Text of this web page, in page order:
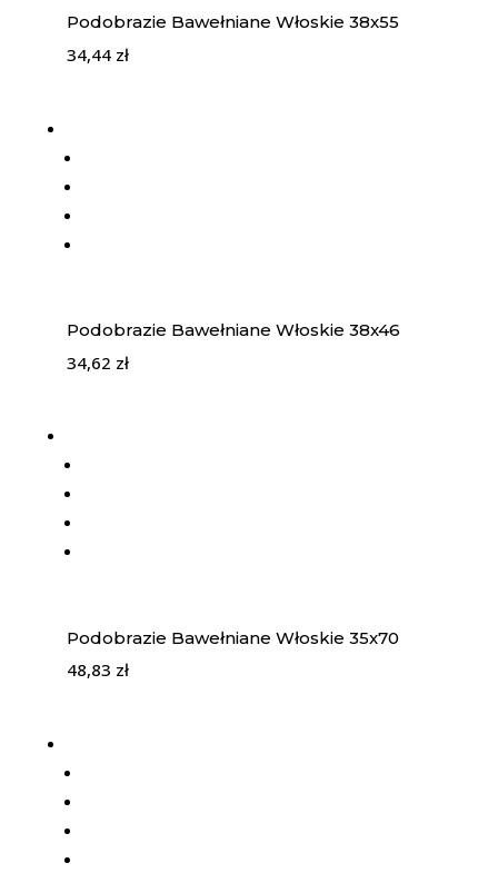
Podobrazie Bawełniane Włoskie 38x55
34,44 zł
Podobrazie Bawełniane Włoskie 38x46
34,62 zł
Podobrazie Bawełniane Włoskie 35x70
48,83 zł